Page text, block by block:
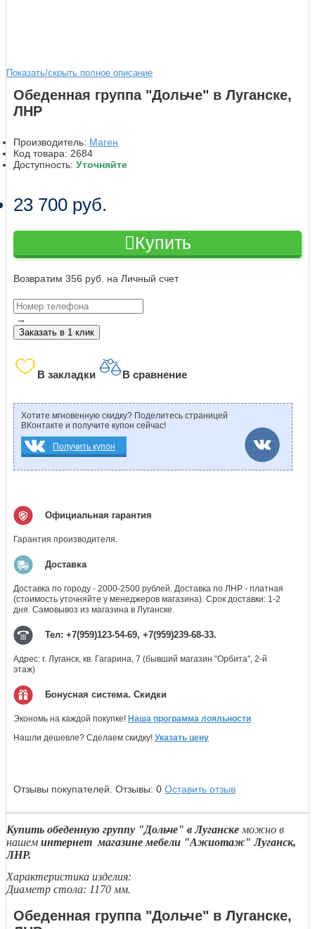
Показать/скрыть полное описание
Обеденная группа "Дольче" в Луганске,
ЛНР
Производитель: Маген
Код товара: 2684
Доступность: Уточняйте
23 700 руб.
Купить
Возвратим 356 руб. на Личный счет
→
Заказать в 1 клик
В закладки В сравнение
Хотите мгновенную скидку? Поделитесь страницей
ВКонтакте и получите купон сейчас!
Получить купон
Официальная гарантия
Гарантия производителя.
Доставка
Доставка по городу - 2000-2500 рублей. Доставка по ЛНР - платная
(стоимость уточняйте у менеджеров магазина). Срок доставки: 1-2
дня. Самовывоз из магазина в Луганске.
Тел: +7(959)123-54-69, +7(959)239-68-33.
Адрес: г. Луганск, кв. Гагарина, 7 (бывший магазин "Орбита", 2-й
этаж)
Бонусная система. Скидки
Экономь на каждой покупке! Наша программа лояльности
Нашли дешевле? Сделаем скидку! Указать цену
Отзывы покупателей. Отзывы: 0 Оставить отзыв
Купить обеденную группу "Дольче" в Луганске можно в
нашем интернет магазине мебели "Ажиотаж" Луганск,
ЛНР.
Характеристика изделия:
Диаметр стола: 1170 мм.
Обеденная группа "Дольче" в Луганске,